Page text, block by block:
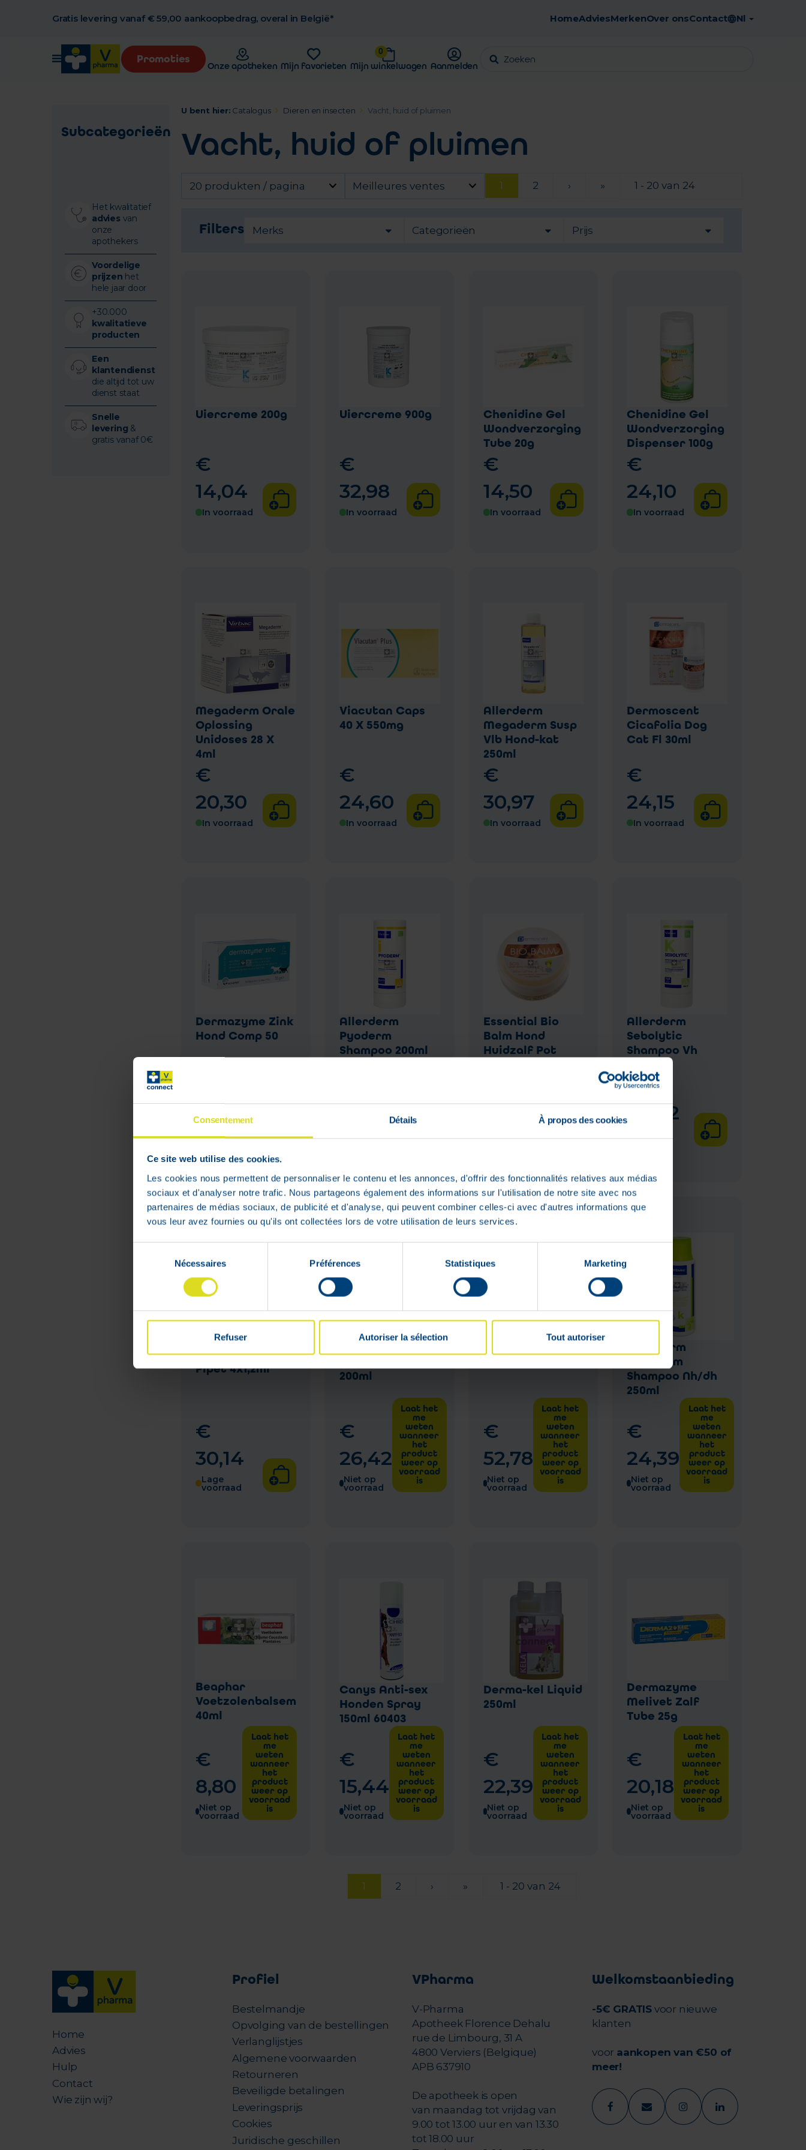
Consentement Détails À propos des cookies
Ce site web utilise des cookies.
Les cookies nous permettent de personnaliser le contenu et les annonces, d'offrir des fonctionnalités relatives aux médias
sociaux et d'analyser notre trafic. Nous partageons également des informations sur l'utilisation de notre site avec nos
partenaires de médias sociaux, de publicité et d'analyse, qui peuvent combiner celles-ci avec d'autres informations que
vous leur avez fournies ou qu'ils ont collectées lors de votre utilisation de leurs services.
consentement
Nécessaires Préférences Statistiques Marketing
Refuser Autoriser la sélection Tout autoriser
Gratis levering vanaf € 59,00 aankoopbedrag, overal in België* Gratis afhaling in de apotheek
HomeAdviesMerkenOver onsContact Nl
Promoties
Onze apotheken Mijn favorieten
0
Mijn winkelwagen Aanmelden
Subcategorieën
Het kwalitatief
adviesvan
onze
apothekers
Voordelige
prijzen het
hele jaar door
+30.000
kwalitatieve
producten
Een
klantendienst
die altijd tot uw
dienst staat
Snelle
levering &
gratis vanaf 0€
U bent hier: Catalogus Dieren en insecten Vacht, huid of pluimen
Vacht, huid of pluimen
20 produkten / pagina Meilleures ventes 1 2 › » 1 - 20 van 24
Filters Merks Categorieën Prijs
Uiercreme 200g
€
14,04
In voorraad
Uiercreme 900g
€
32,98
In voorraad
Chenidine Gel
Wondverzorging
Tube 20g
€
14,50
In voorraad
Chenidine Gel
Wondverzorging
Dispenser 100g
€
24,10
In voorraad
Megaderm Orale
Oplossing
Unidoses 28 X
4ml
€
20,30
In voorraad
Viacutan Caps
40 X 550mg
€
24,60
In voorraad
Allerderm
Megaderm Susp
Vlb Hond-kat
250ml
€
30,97
In voorraad
Dermoscent
Cicafolia Dog
Cat Fl 30ml
€
24,15
In voorraad
Dermazyme Zink
Hond Comp 50
29,57
In voorraad
Allerderm
Pyoderm
Shampoo 200ml
voorraad
Essential Bio
Balm Hond
Huidzalf Pot
voorraad
Allerderm
Sebolytic
Shampoo Vh
€
42
voorraad
Essential 6 Spot-
on Hond 10-20kg
Pipet 4x1,2ml
€
30,14
Lage
voorraad
200ml
€
26,42
Niet op
voorraad
Laat het
me
weten
wanneer
het
product
weer op
voorraad
is
Viacutan Sol 95ml
€
52,78
Niet op
voorraad
Laat het
me
weten
wanneer
het
product
weer op
voorraad
is
Allerderm
Sebocalm
Shampoo Nh/dh
250ml
€
24,39
Niet op
voorraad
Laat het
me
weten
wanneer
het
product
weer op
voorraad
is
Beaphar
Voetzolenbalsem
40ml
€
8,80
Niet op
voorraad
Laat het
me
weten
wanneer
het
product
weer op
voorraad
is
Canys Anti-sex
Honden Spray
150ml 60403
€
15,44
Niet op
voorraad
Laat het
me
weten
wanneer
het
product
weer op
voorraad
is
Derma-kel Liquid
250ml
€
22,39
Niet op
voorraad
Laat het
me
weten
wanneer
het
product
weer op
voorraad
is
Dermazyme
Melivet Zalf
Tube 25g
€
20,18
Niet op
voorraad
Laat het
me
weten
wanneer
het
product
weer op
voorraad
is
1 2 › » 1 - 20 van 24
Home
Advies
Hulp
Contact
Wie zijn wij?
Profiel
Bestelmandje
Opvolging van de bestellingen
Verlanglijstjes
Algemene voorwaarden
Retourneren
Beveiligde betalingen
Leveringsprijs
Cookies
Juridische geschillen
VPharma
V-Pharma
Apotheek Florence Dehalu
rue de Limbourg, 31 A
4800 Verviers (Belgique)
APB 637910
De apotheek is open
van maandag tot vrijdag van
9.00 tot 13.00 uur en van 13.30
tot 18.00 uur
Welkomstaanbieding
-5€ GRATIS voor nieuwe
klanten
voor aankopen van €50 of
meer!